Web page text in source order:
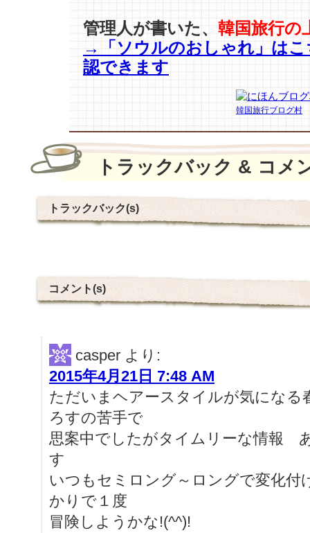
管理人が書いた、 韓国旅行の
→「ソウルのおしゃれ」はこ
認できます
韓国旅行ブログ村
トラックバック & コメ
トラックバック(s)
コメント(s)
casper より:
2015年4月21日 7:48 AM
ただいまヘアースタイルが気になる
ろすの苦手で
思案中でしたがタイムリーな情報
す
いつもセミロング～ロングで変化付
かりで１度
冒険しようかな!(^^)!